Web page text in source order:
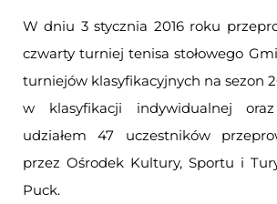
W dniu 3 stycznia 2016 roku
czwarty turniej tenisa stołowego
turniejów klasyfikacyjnych na sezon
w klasyfikacji indywidualnej
udziałem 47 uczestników
przez Ośrodek Kultury, Sportu i
Puck.